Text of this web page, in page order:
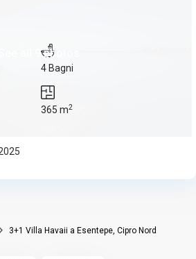
See all 9 photos
4 Bagni
365 m2
3+1 Villa Havaii a Esentepe, Cipro Nord